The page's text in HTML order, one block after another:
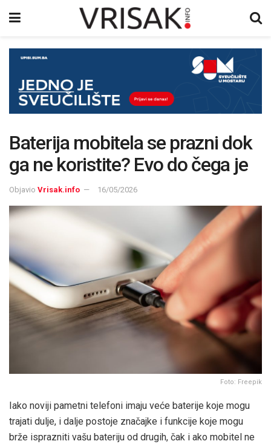
Baterija mobitela se prazni dok
ga ne koristite? Evo do čega je
Objavio Vrisak.info 16/05/2026
Foto: Freepik
Iako noviji pametni telefoni imaju veće baterije koje mogu
trajati dulje, i dalje postoje značajke i funkcije koje mogu
brže isprazniti vašu bateriju od drugih, čak i ako mobitel ne